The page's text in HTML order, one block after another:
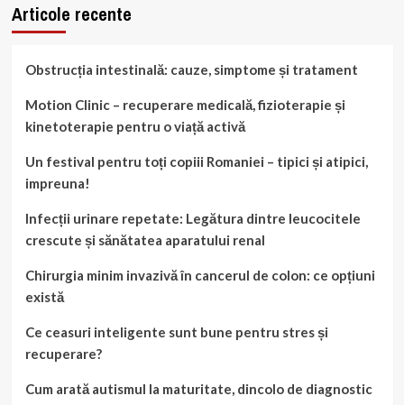
Articole recente
Obstrucția intestinală: cauze, simptome și tratament
Motion Clinic – recuperare medicală, fizioterapie și
kinetoterapie pentru o viață activă
Un festival pentru toți copiii Romaniei – tipici și atipici,
impreuna!
Infecții urinare repetate: Legătura dintre leucocitele
crescute și sănătatea aparatului renal
Chirurgia minim invazivă în cancerul de colon: ce opțiuni
există
Ce ceasuri inteligente sunt bune pentru stres și
recuperare?
Cum arată autismul la maturitate, dincolo de diagnostic